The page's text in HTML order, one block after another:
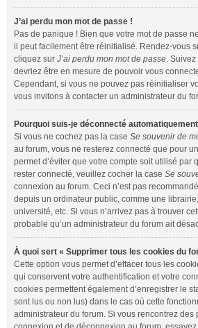
J’ai perdu mon mot de passe !
Pas de panique ! Bien que votre mot de passe
il peut facilement être réinitialisé. Rendez-vous
cliquez sur J’ai perdu mon mot de passe.
devriez être en mesure de pouvoir vous
Cependant, si vous ne pouvez pas réinitialiser
vous invitons à contacter un administrateur du
Pourquoi suis-je déconnecté
Si vous ne cochez pas la case Se souvenir de
au forum, vous ne resterez connecté que pour
permet d’éviter que votre compte soit utilisé par
rester connecté, veuillez cocher la case Se
connexion au forum. Ceci n’est pas
depuis un ordinateur public, comme une
université, etc. Si vous n’arrivez pas à trouver
probable qu’un administrateur du forum ait
À quoi sert « Supprimer tous les cookies du
Cette option vous permet d’effacer tous les
qui conservent votre authentification et votre
cookies permettent également d’enregistrer le
sont lus ou non lus) dans le cas où cette
administrateur du forum. Si vous rencontrez des